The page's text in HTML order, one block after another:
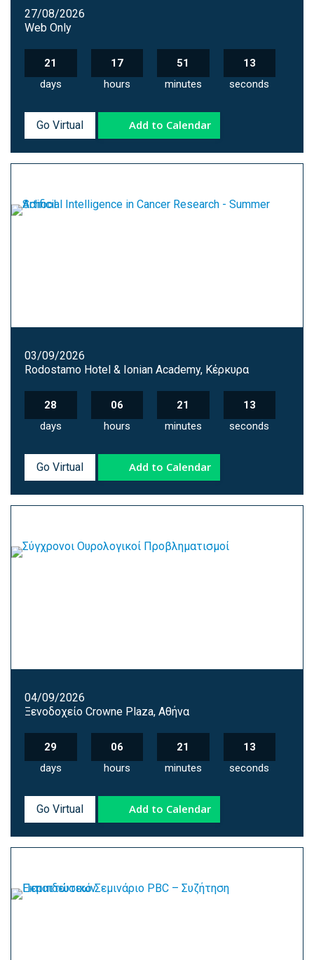
27/08/2026
Web Only
21
days
17
hours
51
minutes
12
seconds
Go Virtual Add to Calendar
03/09/2026
Rodostamo Hotel & Ionian Academy, Κέρκυρα
28
days
06
hours
21
minutes
12
seconds
Go Virtual Add to Calendar
04/09/2026
Ξενοδοχείο Crowne Plaza, Αθήνα
29
days
06
hours
21
minutes
12
seconds
Go Virtual Add to Calendar